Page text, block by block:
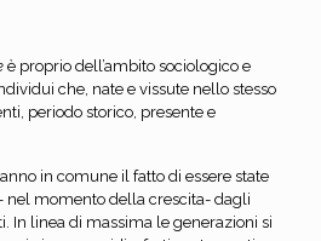
è proprio dell’ambito sociologico e
che, nate e vissute nello stesso
periodo storico, presente e
in comune il fatto di essere state
nel momento della crescita- dagli
In linea di massima le generazioni si